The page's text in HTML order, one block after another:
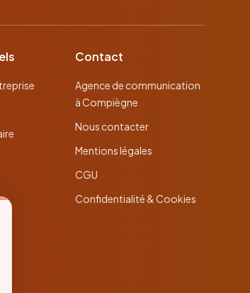
Contact
Agence de communication
à Compiègne
Nous contacter
Mentions légales
CGU
Confidentialité & Cookies